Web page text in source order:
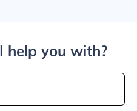
help you with?